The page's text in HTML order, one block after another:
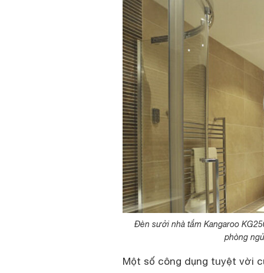
Đèn sưởi nhà tắm Kangaroo
phòng
Một số công dụng tuyệt vời